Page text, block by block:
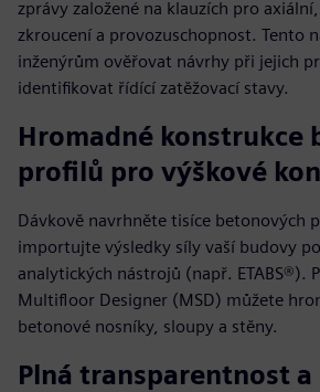
zprávy založené na klauzích pro
zkroucení a provozuschopnost. Tento
inženýrům ověřovat návrhy při jejich
identifikovat řídící zatěžovací stavy.
Hromadné konstrukce
profilů pro výškové
Dávkově navrhněte tisíce betonových
importujte výsledky síly vaší budovy
analytických nástrojů (např. ETABS®).
Multifloor Designer (MSD) můžete
betonové nosníky, sloupy a stěny.
Plná transparentnost